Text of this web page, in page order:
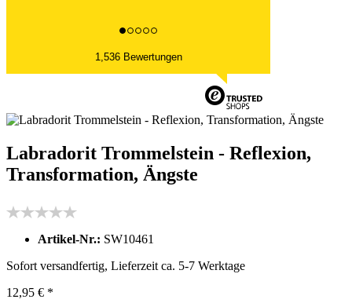
1,536 Bewertungen
Labradorit Trommelstein - Reflexion,
Transformation, Ängste
Artikel-Nr.: SW10461
Sofort versandfertig, Lieferzeit ca. 5-7 Werktage
12,95 € *